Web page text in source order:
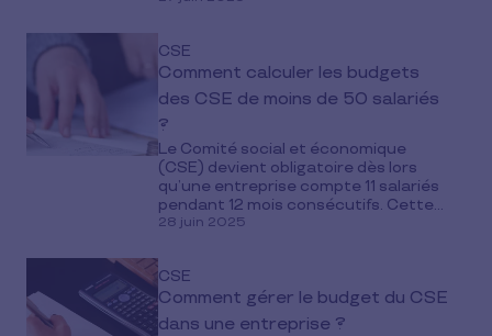
CSE
Comment calculer les budgets
des CSE de moins de 50 salariés
?
Le Comité social et économique
(CSE) devient obligatoire dès lors
qu’une entreprise compte 11 salariés
pendant 12 mois consécutifs. Cette...
28 juin 2025
CSE
Comment gérer le budget du CSE
dans une entreprise ?